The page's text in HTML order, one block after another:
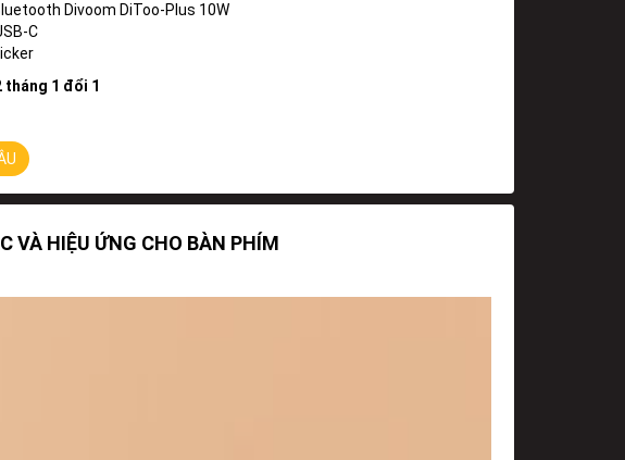
Divoom DiToo-Plus 10W
C
tháng 1 đổi 1
VÀ HIỆU ỨNG CHO BÀN PHÍM